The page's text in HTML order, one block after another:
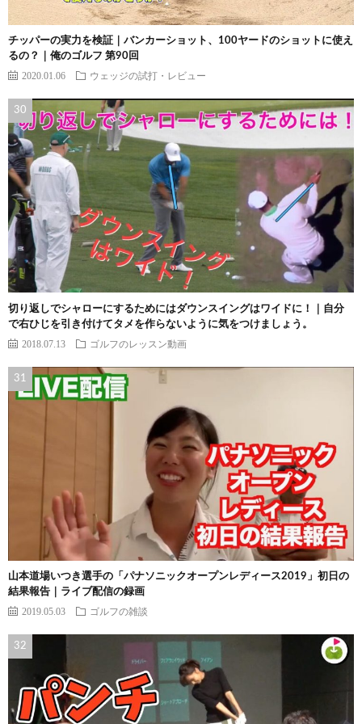
チッパーの実力を検証｜バンカーショット、100ヤードのショットに使え
るの？｜俺のゴルフ 第90回
2020.01.06 ウェッジの試打・レビュー
切り返しでシャローにするためにはダウンスイングはワイドに！｜自分
で右ひじを引き付けてタメを作らないように気をつけましょう。
2018.07.13 ゴルフのレッスン動画
山本道場いつき選手の「パナソニックオープンレディース2019」初日の
結果報告｜ライブ配信の録画
2019.05.03 ゴルフの雑談